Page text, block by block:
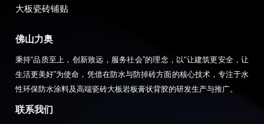
大板瓷砖铺贴
佛山力奥
秉持“品质至上，创新致远，服务社会”的理念，以“让建筑更安全，让
生活更美好”为使命，凭借在防水与防掉砖方面的核心技术，专注于水
性环保防水涂料及高端瓷砖大板岩板膏状背胶的研发生产与推广。
联系我们